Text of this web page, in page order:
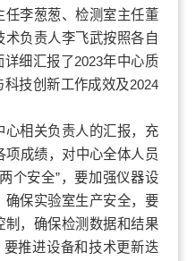
李葱葱、检测室主任董
负责人李飞武按照各自
细汇报了2023年中心质
技创新工作成效及2024
相关负责人的汇报，充
项成绩，对中心全体人员
个安全”，要加强仪器设
保实验室生产安全，要
，确保检测数据和结果
要推进设备和技术更新迭